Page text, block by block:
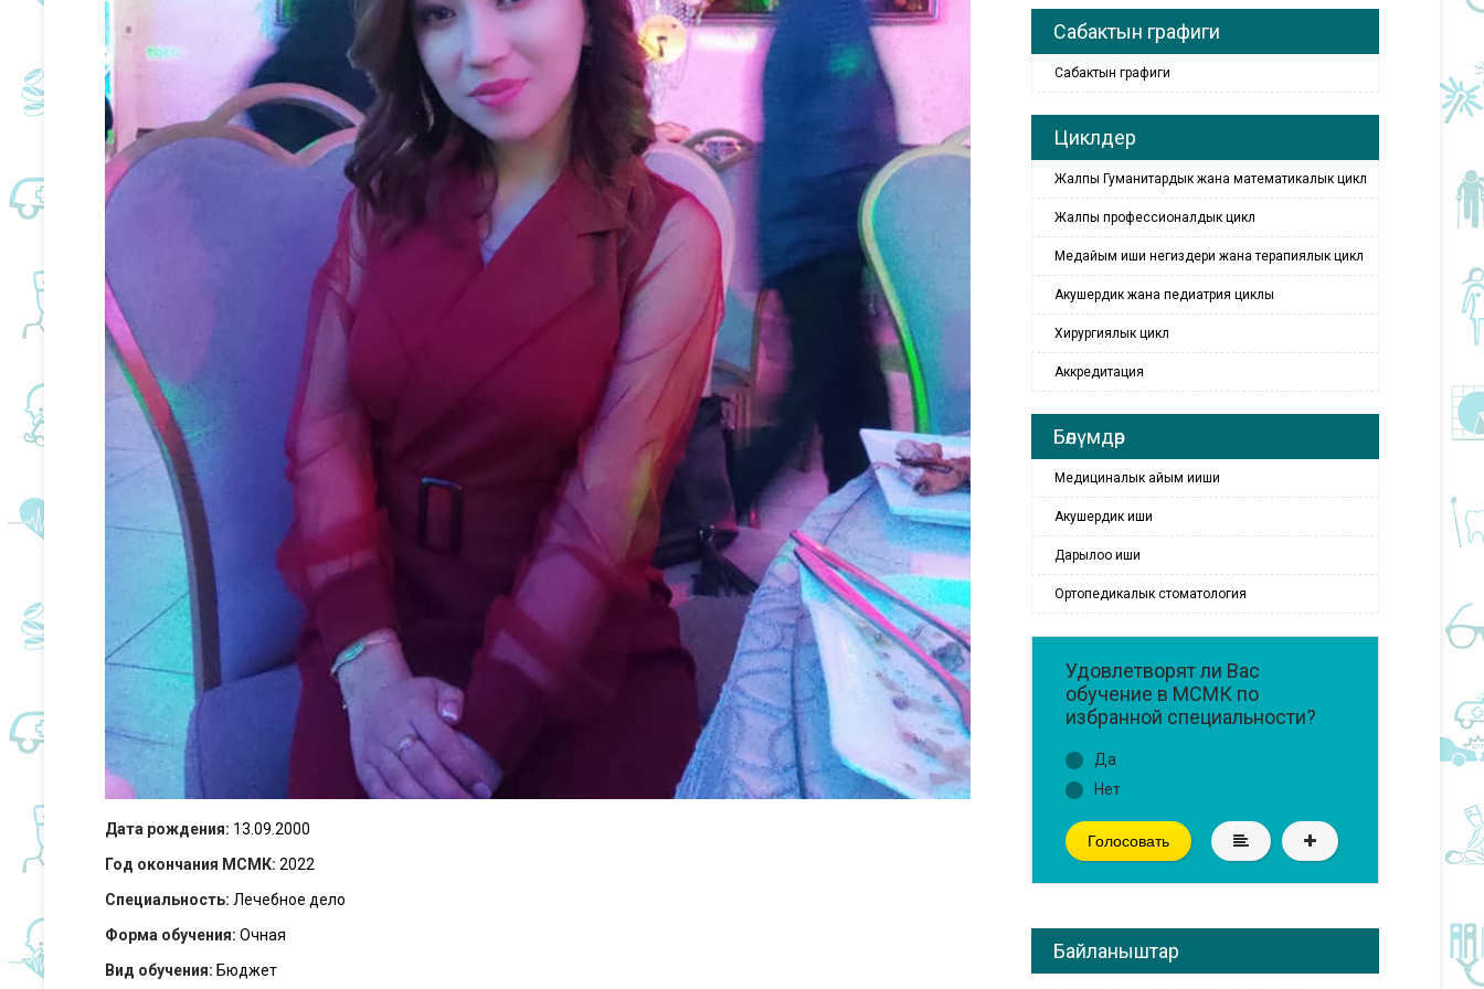
Дата рождения: 13.09.2000
Год окончания МСМК: 2022
Специальность: Лечебное дело
Форма обучения: Очная
Вид обучения: Бюджет
Сабактын графиги
Сабактын графиги
Циклдер
Жалпы Гуманитардык жана математикалык цикл
Жалпы профессионалдык цикл
Медайым иши негиздери жана терапиялык цикл
Акушердик жана педиатрия циклы
Хирургиялык цикл
Аккредитация
Бөлүмдөр
Медициналык айым ииши
Акушердик иши
Дарылоо иши
Ортопедикалык стоматология
Удовлетворят ли Вас
обучение в МСМК по
избранной специальности?
Да
Нет
Голосовать
Байланыштар